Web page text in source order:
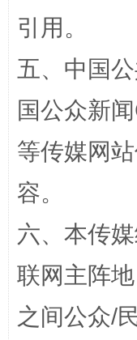
“蜀中异人”
引用。
五、中国
国公众新
等传媒网
容。
六、本传
联网主阵
之间公众/